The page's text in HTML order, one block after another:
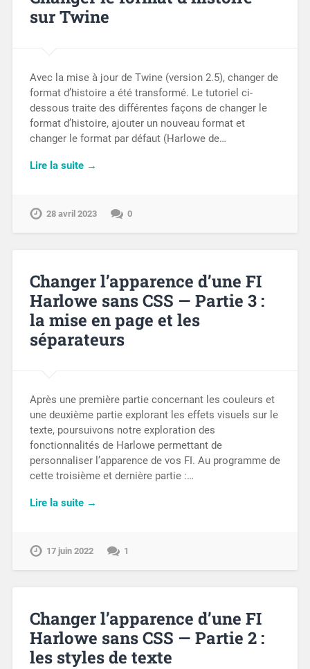
sur Twine
Avec la mise à jour de Twine (version 2.5), changer de
format d’histoire a été transformé. Le tutoriel ci-
dessous traite des différentes façons de changer le
format d’histoire, ajouter un nouveau format et
changer le format par défaut (Harlowe de…
Lire la suite →
28 avril 2023 0
Changer l’apparence d’une FI
Harlowe sans CSS — Partie 3 :
la mise en page et les
séparateurs
Après une première partie concernant les couleurs et
une deuxième partie explorant les effets visuels sur le
texte, poursuivons notre exploration des
fonctionnalités de Harlowe permettant de
personnaliser l’apparence de vos FI. Au programme de
cette troisième et dernière partie :…
Lire la suite →
17 juin 2022 1
Changer l’apparence d’une FI
Harlowe sans CSS — Partie 2 :
les styles de texte